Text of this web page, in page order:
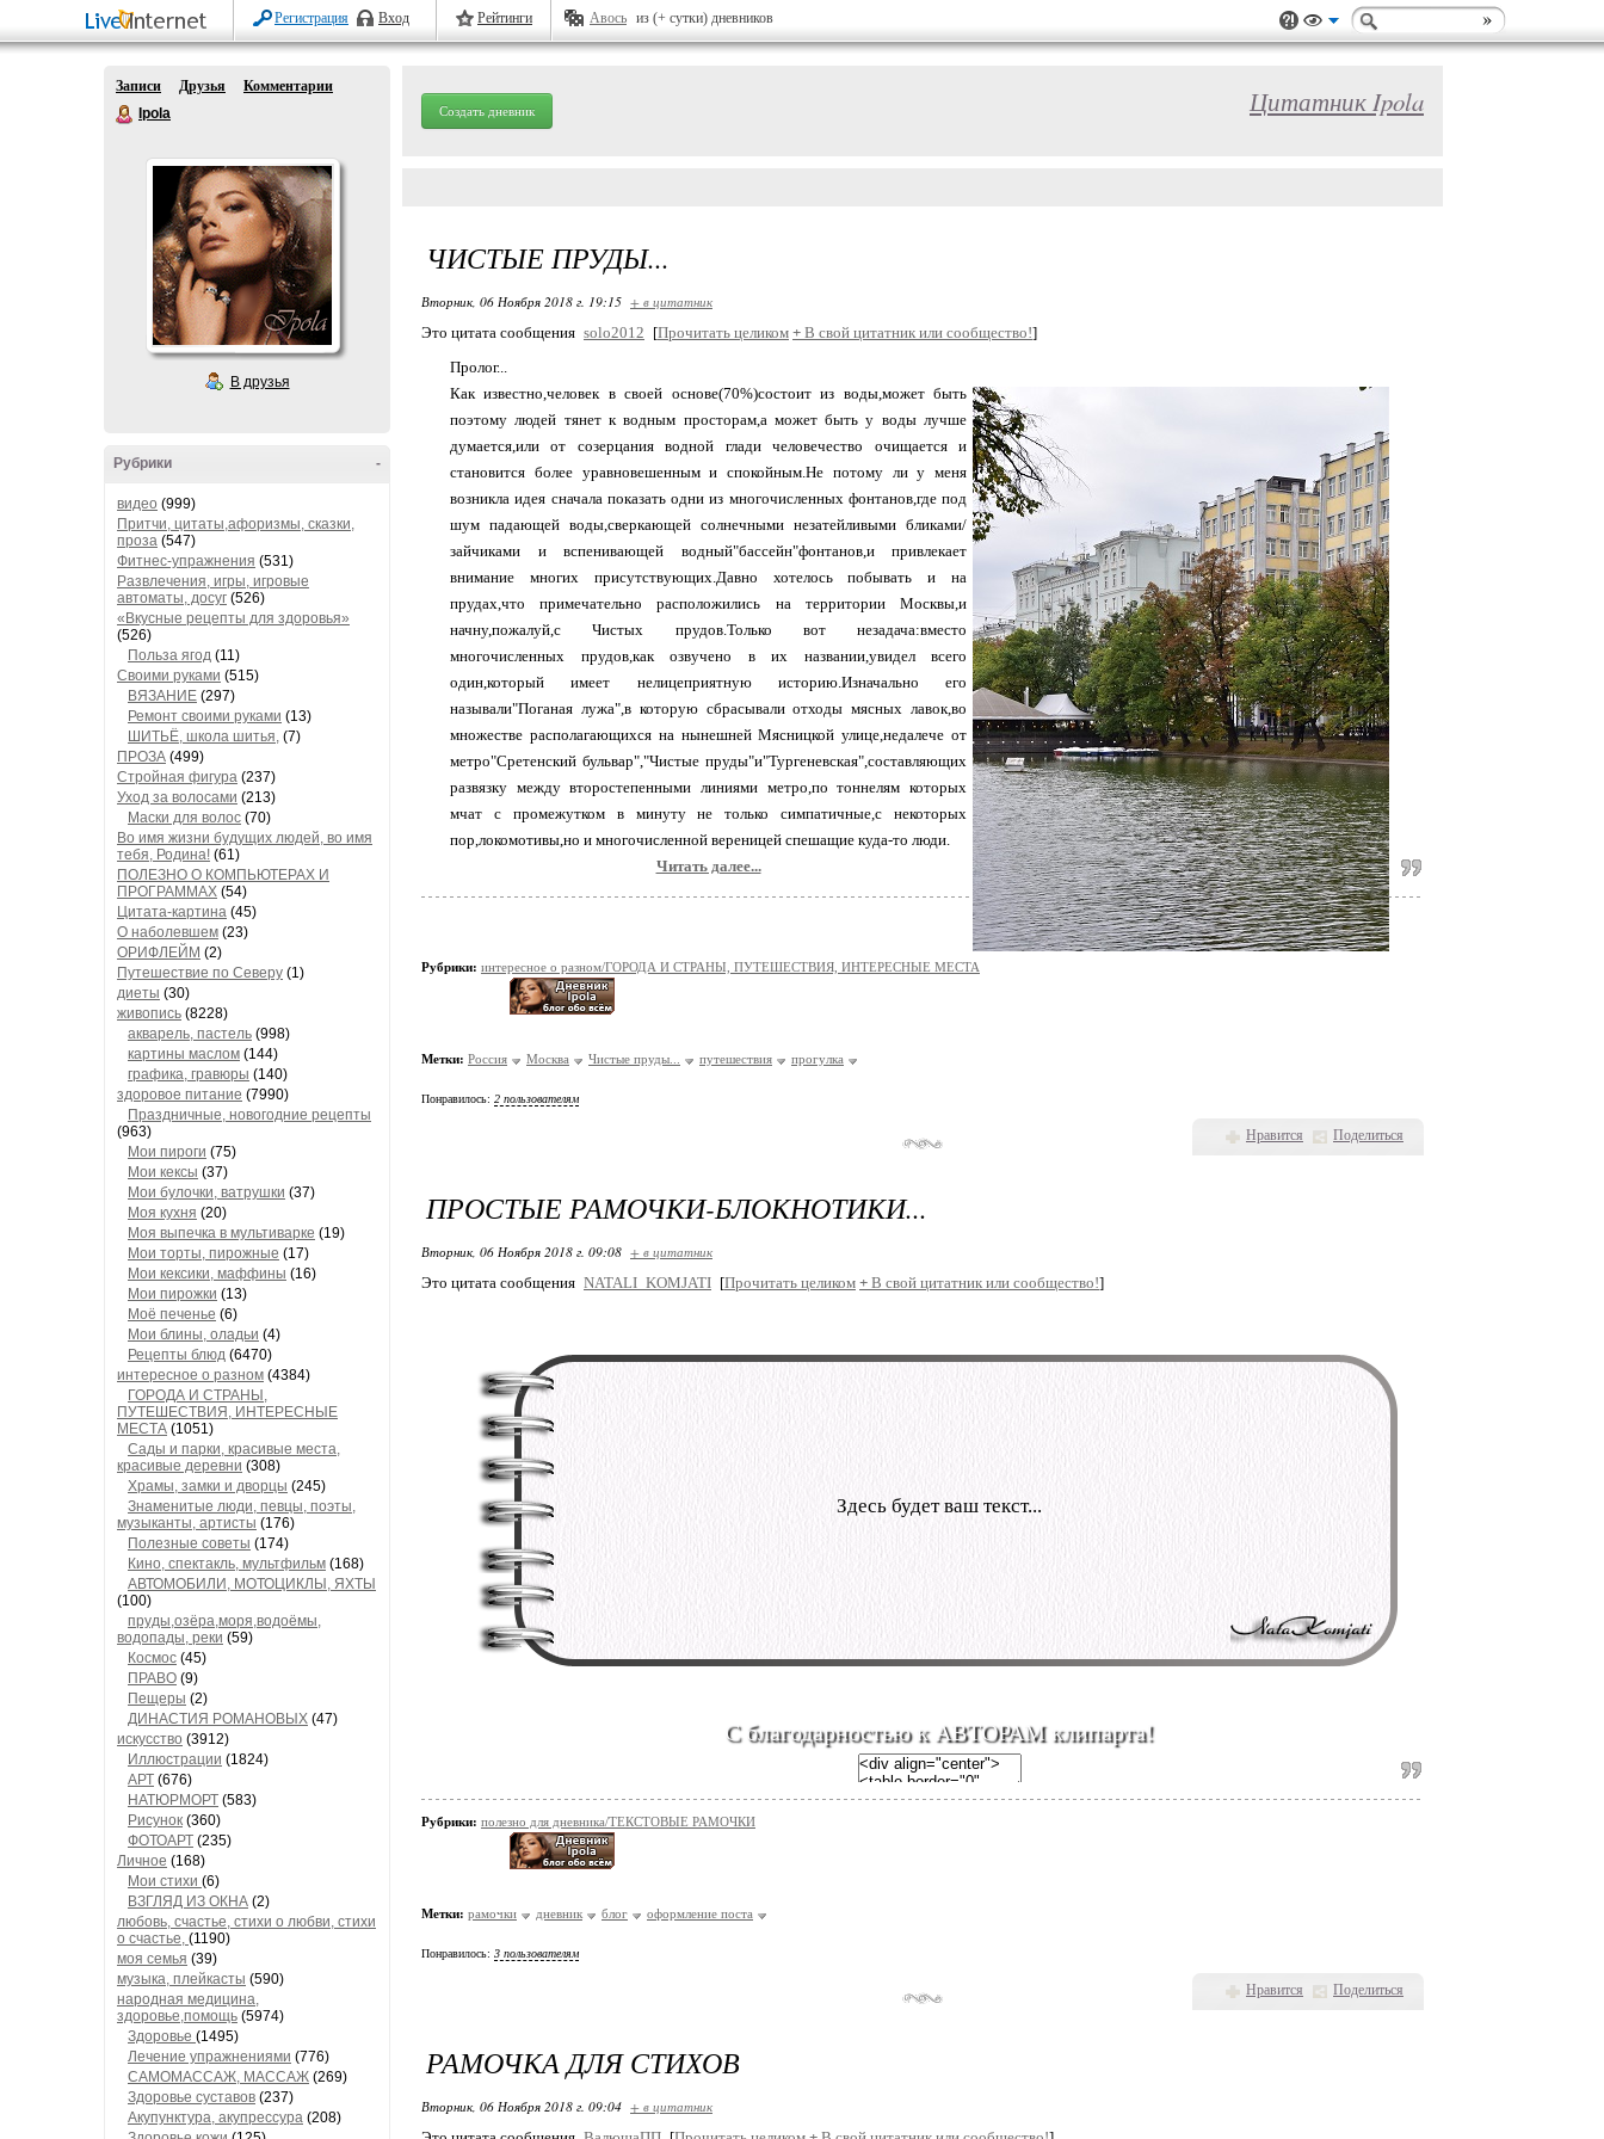
Регистрация Вход Рейтинги Авось из (+ сутки) дневников
Записи Друзья
Комментарии
Ipola
В друзья
-
Рубрики
видео (999)
Притчи, цитаты,афоризмы, сказки,
проза (547)
Фитнес-упражнения (531)
Развлечения, игры, игровые
автоматы, досуг (526)
«Вкусные рецепты для здоровья»
(526)
Польза ягод (11)
Своими руками (515)
ВЯЗАНИЕ (297)
Ремонт своими руками (13)
ШИТЬЁ, школа шитья, (7)
ПРОЗА (499)
Стройная фигура (237)
Уход за волосами (213)
Маски для волос (70)
Во имя жизни будущих людей, во имя
тебя, Родина! (61)
ПОЛЕЗНО О КОМПЬЮТЕРАХ И
ПРОГРАММАХ (54)
Цитата-картина (45)
О наболевшем (23)
ОРИФЛЕЙМ (2)
Путешествие по Северу (1)
диеты (30)
живопись (8228)
акварель, пастель (998)
картины маслом (144)
графика, гравюры (140)
здоровое питание (7990)
Праздничные, новогодние рецепты
(963)
Мои пироги (75)
Мои кексы (37)
Мои булочки, ватрушки (37)
Моя кухня (20)
Моя выпечка в мультиварке (19)
Мои торты, пирожные (17)
Мои кексики, маффины (16)
Мои пирожки (13)
Моё печенье (6)
Мои блины, оладьи (4)
Рецепты блюд (6470)
интересное о разном (4384)
ГОРОДА И СТРАНЫ,
ПУТЕШЕСТВИЯ, ИНТЕРЕСНЫЕ
МЕСТА (1051)
Сады и парки, красивые места,
красивые деревни (308)
Храмы, замки и дворцы (245)
Знаменитые люди, певцы, поэты,
музыканты, артисты (176)
Полезные советы (174)
Кино, спектакль, мультфильм (168)
АВТОМОБИЛИ, МОТОЦИКЛЫ, ЯХТЫ
(100)
пруды,озёра,моря,водоёмы,
водопады, реки (59)
Космос (45)
ПРАВО (9)
Пещеры (2)
ДИНАСТИЯ РОМАНОВЫХ (47)
искусство (3912)
Иллюстрации (1824)
АРТ (676)
НАТЮРМОРТ (583)
Рисунок (360)
ФОТОАРТ (235)
Личное (168)
Мои стихи (6)
ВЗГЛЯД ИЗ ОКНА (2)
любовь, счастье, стихи о любви, стихи
о счастье, (1190)
моя семья (39)
музыка, плейкасты (590)
народная медицина,
здоровье,помощь (5974)
Здоровье (1495)
Лечение упражнениями (776)
САМОМАССАЖ, МАССАЖ (269)
Здоровье суставов (237)
Акупунктура, акупрессура (208)
Создать дневник Цитатник Ipola
Нравится Поделиться
ЧИСТЫЕ ПРУДЫ...
Вторник, 06 Ноября 2018 г. 19:15 + в цитатник
Это цитата сообщения solo2012 [Прочитать целиком + В свой цитатник или сообщество!]
Пролог...
Как известно,человек в своей основе(70%)состоит из воды,может быть
поэтому людей тянет к водным просторам,а может быть у воды лучше
думается,или от созерцания водной глади человечество очищается и
становится более уравновешенным и спокойным.Не потому ли у меня
возникла идея сначала показать одни из многочисленных фонтанов,где под
шум падающей воды,сверкающей солнечными незатейливыми бликами/
зайчиками и вспенивающей водный"бассейн"фонтанов,и привлекает
внимание многих присутствующих.Давно хотелось побывать и на
прудах,что примечательно расположились на территории Москвы,и
начну,пожалуй,с Чистых прудов.Только вот незадача:вместо
многочисленных прудов,как озвучено в их названии,увидел всего
один,который имеет нелицеприятную историю.Изначально его
называли"Поганая лужа",в которую сбрасывали отходы мясных лавок,во
множестве располагающихся на нынешней Мясницкой улице,недалече от
метро"Сретенский бульвар","Чистые пруды"и"Тургеневская",составляющих
развязку между второстепенными линиями метро,по тоннелям которых
мчат с промежутком в минуту не только симпатичные,с некоторых
пор,локомотивы,но и многочисленной вереницей спешащие куда-то люди.
Читать далее...
Рубрики: интересное о разном/ГОРОДА И СТРАНЫ, ПУТЕШЕСТВИЯ, ИНТЕРЕСНЫЕ МЕСТА
Метки: Россия Москва Чистые пруды... путешествия прогулка
Понравилось: 2 пользователям
Нравится Поделиться
ПРОСТЫЕ РАМОЧКИ-БЛОКНОТИКИ...
Вторник, 06 Ноября 2018 г. 09:08 + в цитатник
Это цитата сообщения NATALI_KOMJATI [Прочитать целиком + В свой цитатник или сообщество!]
Здесь будет ваш текст...
С благодарностью к АВТОРАМ клипарта!
Рубрики: полезно для дневника/ТЕКСТОВЫЕ РАМОЧКИ
Метки: рамочки дневник блог оформление поста
Понравилось: 3 пользователям
РАМОЧКА ДЛЯ СТИХОВ
Вторник, 06 Ноября 2018 г. 09:04 + в цитатник